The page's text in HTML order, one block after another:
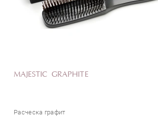
MAJESTIC GRAPHITE
Расческа графит